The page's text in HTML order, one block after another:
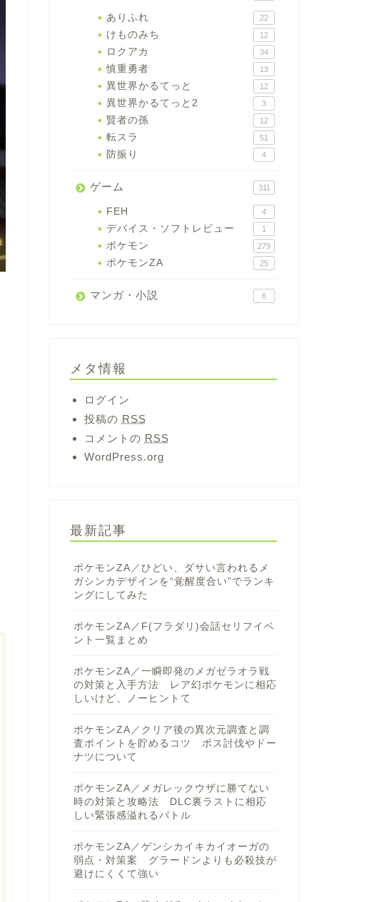
ありふれ 22
けものみち 12
ロクアカ 34
慎重勇者 13
異世界かるてっと 12
異世界かるてっと2 3
賢者の孫 12
転スラ 51
防振り 4
ゲーム 311
FEH 4
デバイス・ソフトレビュー 1
ポケモン 279
ポケモンZA 25
マンガ・小説 6
メタ情報
ログイン
投稿の RSS
コメントの RSS
WordPress.org
最新記事
ポケモンZA／ひどい、ダサい言われるメ
ガシンカデザインを“覚醒度合い”でランキ
ングにしてみた
ポケモンZA／F(フラダリ)会話セリフイベ
ント一覧まとめ
ポケモンZA／一瞬即発のメガゼラオラ戦
の対策と入手方法 レア幻ポケモンに相応
しいけど、ノーヒントて
ポケモンZA／クリア後の異次元調査と調
査ポイントを貯めるコツ ボス討伐やドー
ナツについて
ポケモンZA／メガレックウザに勝てない
時の対策と攻略法 DLC裏ラストに相応
しい緊張感溢れるバトル
ポケモンZA／ゲンシカイキカイオーガの
弱点・対策案 グラードンよりも必殺技が
避けにくくて強い